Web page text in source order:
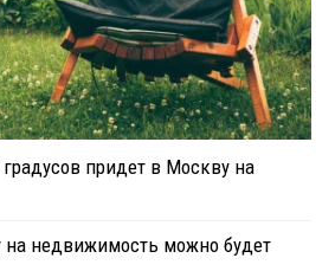
придет в Москву на
на недвижимость можно будет